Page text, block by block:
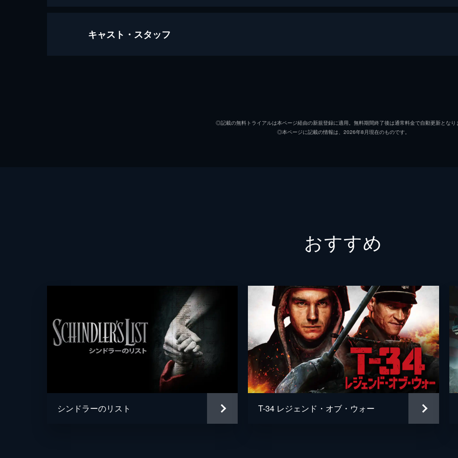
ダンケルク
キャスト・スタッフ
コリンズ
ボルトン中佐
ミスター・ドーソン マー
ジョージ バリ
ファリアー トム
マイ
マイケ
◎記載の無料トライアルは本ページ経由の新規登録に適用。無料期間終了後は通常料金で自動更新となり
◎本ページに記載の情報は、2026年8月現在のものです。
おすすめ
シンドラーのリスト T-34 レジェンド・オブ・ウォー